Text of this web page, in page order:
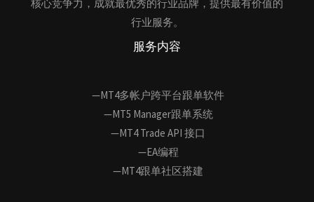
核心竞争力，成就最优秀的行业品牌，提供最有价值的
行业服务。
服务内容
—MT4多帐户跨平台跟单软件
—MT5 Manager跟单系统
—MT4 Trade API 接口
—EA编程
—MT4跟单社区搭建